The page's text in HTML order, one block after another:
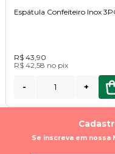
Espátula Confeiteiro Inox
R$ 43,90
R$ 42,58 no pix
- +
Se inscreva em